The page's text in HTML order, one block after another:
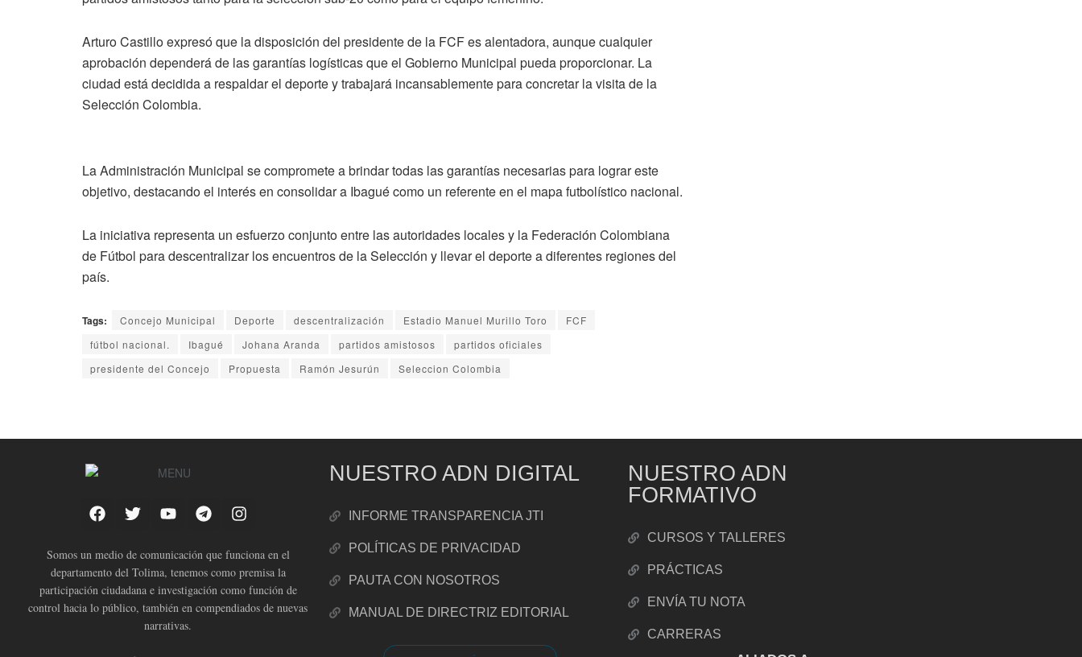
Arturo Castillo expresó que la disposición del presidente de la FCF es alentadora, aunque cualquier
aprobación dependerá de las garantías logísticas que el Gobierno Municipal pueda proporcionar. La
ciudad está decidida a respaldar el deporte y trabajará incansablemente para concretar la visita de la
Selección Colombia.
La Administración Municipal se compromete a brindar todas las garantías necesarias para lograr este
objetivo, destacando el interés en consolidar a Ibagué como un referente en el mapa futbolístico nacional.
La iniciativa representa un esfuerzo conjunto entre las autoridades locales y la Federación Colombiana
de Fútbol para descentralizar los encuentros de la Selección y llevar el deporte a diferentes regiones del
país.
Tags: Concejo Municipal Deporte descentralización Estadio Manuel Murillo Toro
FCF
fútbol nacional.
Ibagué Johana Aranda partidos amistosos
partidos oficiales
presidente del Concejo
Propuesta Ramón Jesurún Seleccion Colombia
Somos un medio de comunicación que funciona en el
departamento del Tolima, tenemos como premisa la
participación ciudadana e investigación como función de
control hacia lo público, también en compendiados de nuevas
narrativas.
NUESTRO ADN DIGITAL
INFORME TRANSPARENCIA JTI
POLÍTICAS DE PRIVACIDAD
PAUTA CON NOSOTROS
MANUAL DE DIRECTRIZ EDITORIAL
NUESTRO ADN
FORMATIVO
CURSOS Y TALLERES
PRÁCTICAS
ENVÍA TU NOTA
CARRERAS